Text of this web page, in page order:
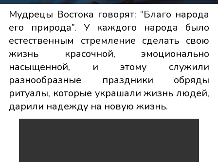
Мудрецы Востока говорят: “Благо народа
его природа”. У каждого народа было
естественным стремление сделать свою
жизнь красочной, эмоционально
насыщенной, и этому служили
разнообразные праздники обряды
ритуалы, которые украшали жизнь людей,
дарили надежду на новую жизнь.